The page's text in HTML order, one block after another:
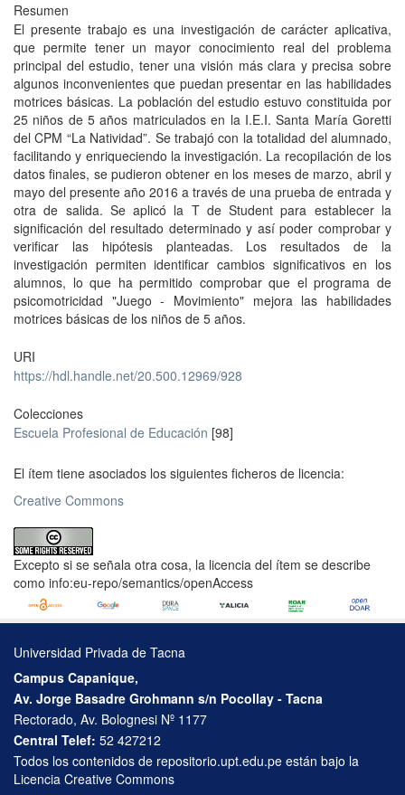
Resumen
El presente trabajo es una investigación de carácter aplicativa,
que permite tener un mayor conocimiento real del problema
principal del estudio, tener una visión más clara y precisa sobre
algunos inconvenientes que puedan presentar en las habilidades
motrices básicas. La población del estudio estuvo constituida por
25 niños de 5 años matriculados en la I.E.I. Santa María Goretti
del CPM “La Natividad”. Se trabajó con la totalidad del alumnado,
facilitando y enriqueciendo la investigación. La recopilación de los
datos finales, se pudieron obtener en los meses de marzo, abril y
mayo del presente año 2016 a través de una prueba de entrada y
otra de salida. Se aplicó la T de Student para establecer la
significación del resultado determinado y así poder comprobar y
verificar las hipótesis planteadas. Los resultados de la
investigación permiten identificar cambios significativos en los
alumnos, lo que ha permitido comprobar que el programa de
psicomotricidad "Juego - Movimiento" mejora las habilidades
motrices básicas de los niños de 5 años.
URI
https://hdl.handle.net/20.500.12969/928
Colecciones
Escuela Profesional de Educación [98]
El ítem tiene asociados los siguientes ficheros de licencia:
Creative Commons
Excepto si se señala otra cosa, la licencia del ítem se describe
como info:eu-repo/semantics/openAccess
Universidad Privada de Tacna
Campus Capanique,
Av. Jorge Basadre Grohmann s/n Pocollay - Tacna
Rectorado, Av. Bolognesi Nº 1177
Central Telef: 52 427212
Todos los contenidos de repositorio.upt.edu.pe están bajo la
Licencia Creative Commons